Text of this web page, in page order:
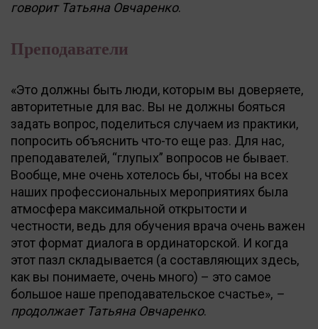
говорит Татьяна Овчаренко.
Преподаватели
«Это должны быть люди, которым вы доверяете,
авторитетные для вас. Вы не должны бояться
задать вопрос, поделиться случаем из практики,
попросить объяснить что-то еще раз. Для нас,
преподавателей, “глупых” вопросов не бывает.
Вообще, мне очень хотелось бы, чтобы на всех
наших профессиональных мероприятиях была
атмосфера максимальной открытости и
честности, ведь для обучения врача очень важен
этот формат диалога в ординаторской. И когда
этот пазл складывается (а составляющих здесь,
как вы понимаете, очень много) – это самое
большое наше преподавательское счастье», –
продолжает Татьяна Овчаренко.